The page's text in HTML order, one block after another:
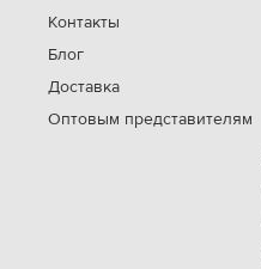
Контакты
Блог
Доставка
Оптовым представителям